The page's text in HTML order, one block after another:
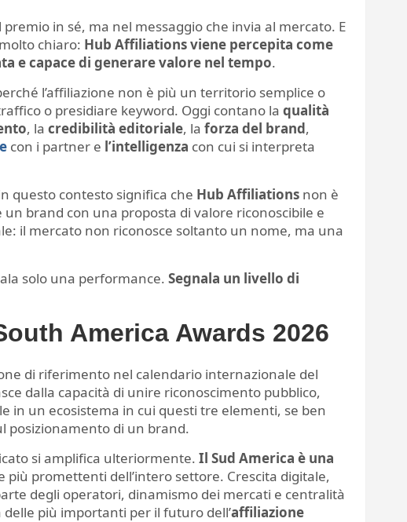
in sé, ma nel messaggio che invia al mercato. E
chiaro: Hub Affiliations viene percepita come
e capace di generare valore nel tempo.
l’affiliazione non è più un territorio semplice o
o presidiare keyword. Oggi contano la qualità
, la credibilità editoriale, la forza del brand,
con i partner e l’intelligenza con cui si interpreta
questo contesto significa che Hub Affiliations non è
brand con una proposta di valore riconoscibile e
il mercato non riconosce soltanto un nome, ma una
solo una performance. Segnala un livello di
America Awards 2026
di riferimento nel calendario internazionale del
dalla capacità di unire riconoscimento pubblico,
in un ecosistema in cui questi tre elementi, se ben
posizionamento di un brand.
si amplifica ulteriormente. Il Sud America è una
più promettenti dell’intero settore. Crescita digitale,
degli operatori, dinamismo dei mercati e centralità
più importanti per il futuro dell’affiliazione